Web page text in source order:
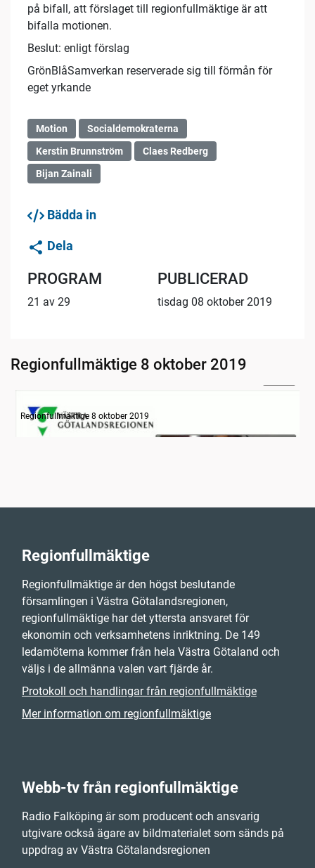
på bifall, att förslaget till regionfullmäktige är att
bifalla motionen.
Beslut: enligt förslag
GrönBlåSamverkan reserverade sig till förmån för
eget yrkande
Motion
Socialdemokraterna
Kerstin Brunnström
Claes Redberg
Bijan Zainali
Bädda in
Dela
PROGRAM
21 av 29
PUBLICERAD
tisdag 08 oktober 2019
Regionfullmäktige 8 oktober 2019
Information
Regionfullmäktige 8 oktober 2019
Regionfullmäktige
Regionfullmäktige är den högst beslutande
församlingen i Västra Götalandsregionen,
regionfullmäktige har det yttersta ansvaret för
ekonomin och verksamhetens inriktning. De 149
ledamöterna kommer från hela Västra Götaland och
väljs i de allmänna valen vart fjärde år.
Protokoll och handlingar från regionfullmäktige
Mer information om regionfullmäktige
Webb-tv från regionfullmäktige
Radio Falköping är som producent och ansvarig
utgivare också ägare av bildmaterialet som sänds på
uppdrag av Västra Götalandsregionen